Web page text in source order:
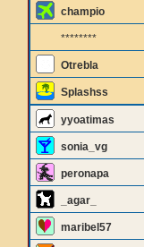
champio
********
Otrebla
Splashss
yyoatimas
sonia_vg
peronapa
_agar_
maribel57